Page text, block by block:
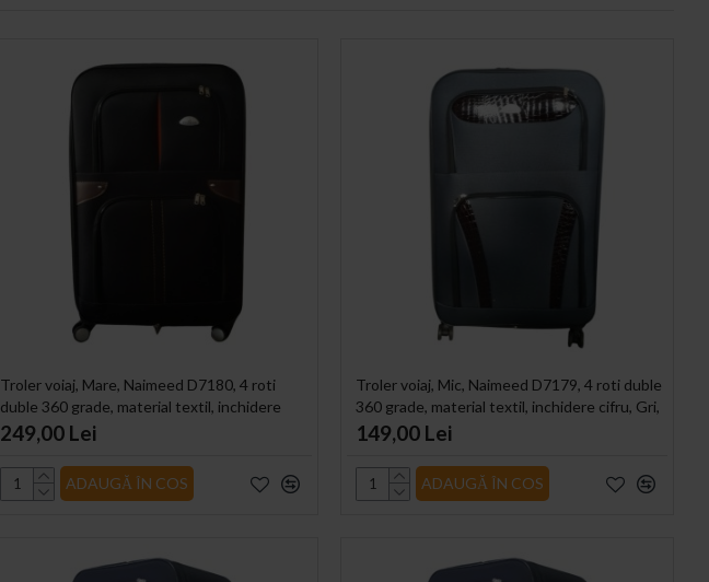
Troler voiaj, Mare, Naimeed D7180, 4 roti
duble 360 grade, material textil, inchidere
cifru, Negru, 45x28x75cm
249,00 Lei
ADAUGĂ ÎN COS
Troler voiaj, Mic, Naimeed D7179, 4 roti duble
360 grade, material textil, inchidere cifru, Gri,
36x22x55cm
149,00 Lei
ADAUGĂ ÎN COS